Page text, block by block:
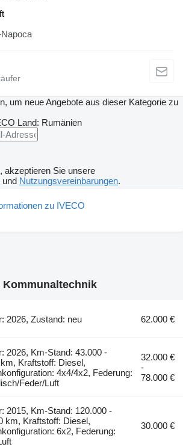
um neue Angebote aus dieser Kategorie zu
Land: Rumänien
akzeptieren Sie unsere
und Nutzungsvereinbarungen.
zu IVECO
Kommunaltechnik
2026, Zustand: neu 62.000 €
2026, Km-Stand: 43.000 -
Kraftstoff: Diesel,
4x4/4x2, Federung:
Feder/Luft
32.000 €
-
78.000 €
2015, Km-Stand: 120.000 -
km, Kraftstoff: Diesel,
6x2, Federung:
30.000 €